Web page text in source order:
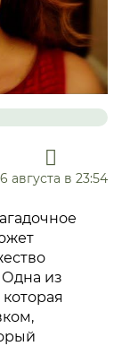
августа в 23:54
из